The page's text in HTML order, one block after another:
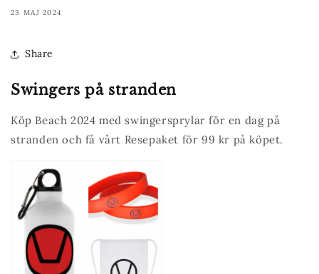
23 MAJ 2024
Share
Swingers på stranden
Köp Beach 2024 med swingersprylar för en dag på
stranden och få vårt Resepaket för 99 kr på köpet.